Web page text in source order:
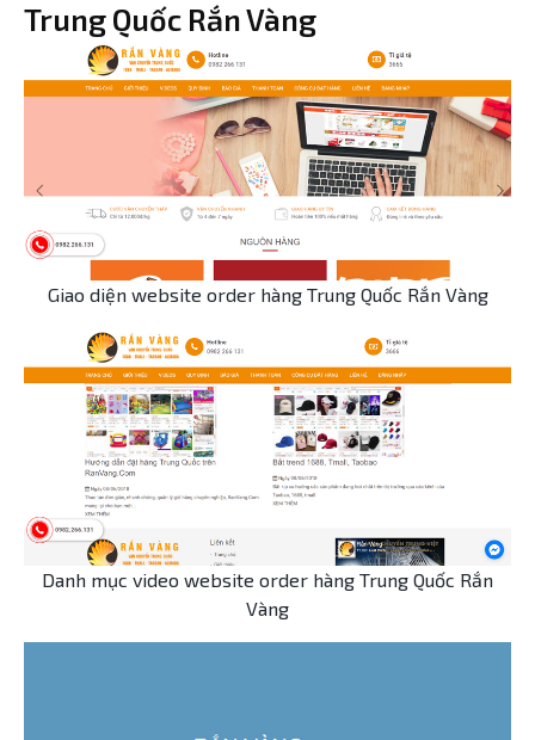
Trung Quốc Rắn Vàng
Giao diện website order hàng Trung Quốc Rắn Vàng
Danh mục video website order hàng Trung Quốc Rắn
Vàng